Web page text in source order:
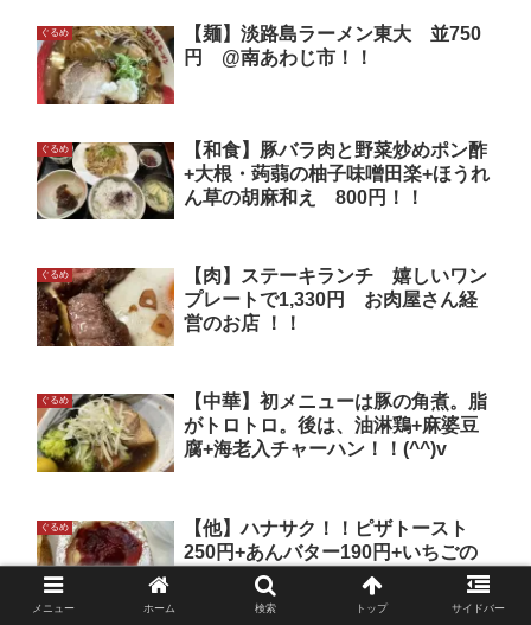
ぐるめ
【麺】淡路島ラーメン東大 並750
円 @南あわじ市！！
ぐるめ
【和食】豚バラ肉と野菜炒めポン酢
+大根・蒟蒻の柚子味噌田楽+ほうれ
ん草の胡麻和え 800円！！
ぐるめ
【肉】ステーキランチ 嬉しいワン
プレートで1,330円 お肉屋さん経
営のお店 ！！
ぐるめ
【中華】初メニューは豚の角煮。脂
がトロトロ。後は、油淋鶏+麻婆豆
腐+海老入チャーハン！！(^^)v
ぐるめ
【他】ハナサク！！ピザトースト
250円+あんバター190円+いちごの
コンフィチュール220円！！
メニュー ホーム 検索 トップ サイドバー